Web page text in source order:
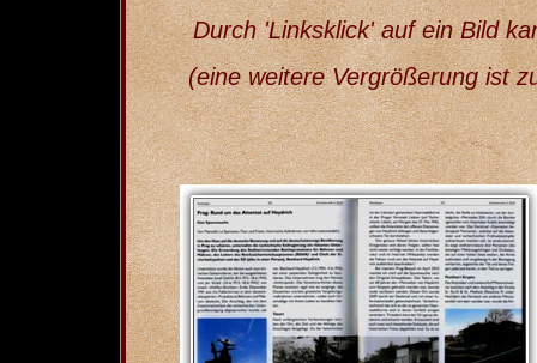
Durch 'Linksklick' auf ein Bild
(eine weitere Vergrößerung ist